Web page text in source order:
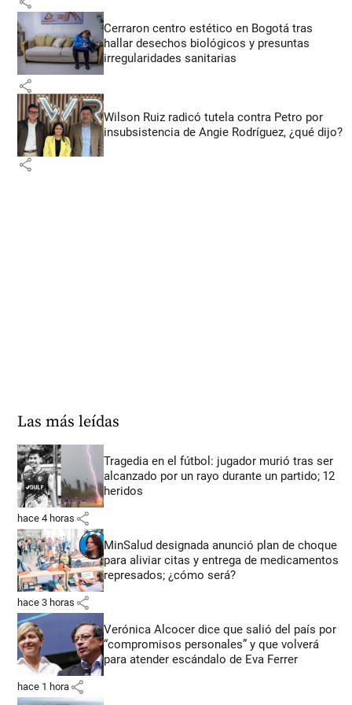
Cerraron centro estético en Bogotá tras
hallar desechos biológicos y presuntas
irregularidades sanitarias
share
Wilson Ruiz radicó tutela contra Petro por
insubsistencia de Angie Rodríguez, ¿qué dijo?
share
Las más leídas
Tragedia en el fútbol: jugador murió tras ser
alcanzado por un rayo durante un partido; 12
heridos
hace 4 horas share
MinSalud designada anunció plan de choque
para aliviar citas y entrega de medicamentos
represados; ¿cómo será?
hace 3 horas share
Verónica Alcocer dice que salió del país por
“compromisos personales” y que volverá
para atender escándalo de Eva Ferrer
hace 1 hora share